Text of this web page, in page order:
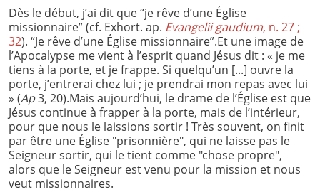
Dès le début, j’ai dit que “je rêve d’une Église
missionnaire” (cf. Exhort. ap. Evangelii gaudium, n. 27 ;
32). “Je rêve d’une Église missionnaire”.Et une image de
l’Apocalypse me vient à l’esprit quand Jésus dit : « je me
tiens à la porte, et je frappe. Si quelqu’un [...] ouvre la
porte, j’entrerai chez lui ; je prendrai mon repas avec lui
» (Ap3, 20).Mais aujourd’hui, le drame de l’Église est que
Jésus continue à frapper à la porte, mais de l’intérieur,
pour que nous le laissions sortir ! Très souvent, on finit
par être une Église "prisonnière", qui ne laisse pas le
Seigneur sortir, qui le tient comme "chose propre",
alors que le Seigneur est venu pour la mission et nous
veut missionnaires.